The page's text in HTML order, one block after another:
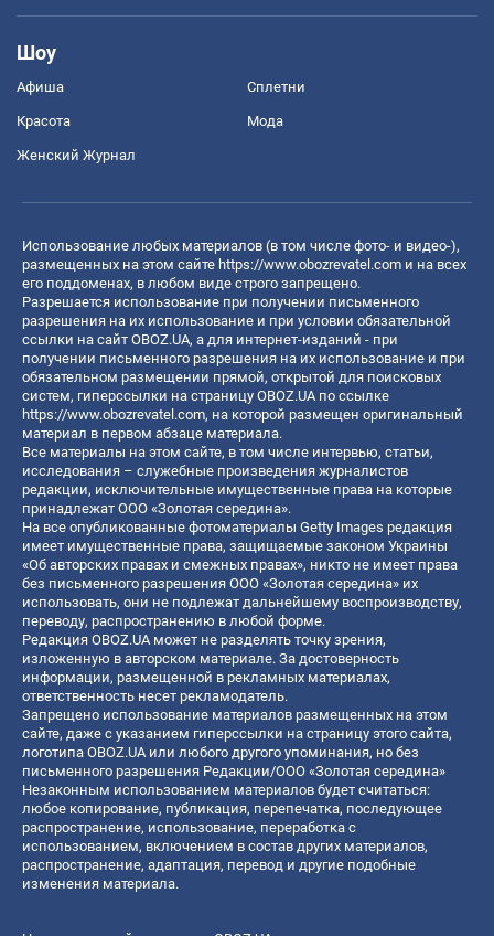
Шоу
Афиша Сплетни
Красота Мода
Женский Журнал
Использование любых материалов (в том числе фото- и видео-),
размещенных на этом сайте https://www.obozrevatel.com и на всех
его поддоменах, в любом виде строго запрещено.
Разрешается использование при получении письменного
разрешения на их использование и при условии обязательной
ссылки на сайт OBOZ.UA, а для интернет-изданий - при
получении письменного разрешения на их использование и при
обязательном размещении прямой, открытой для поисковых
систем, гиперссылки на страницу OBOZ.UA по ссылке
https://www.obozrevatel.com, на которой размещен оригинальный
материал в первом абзаце материала.
Все материалы на этом сайте, в том числе интервью, статьи,
исследования – служебные произведения журналистов
редакции, исключительные имущественные права на которые
принадлежат ООО «Золотая середина».
На все опубликованные фотоматериалы Getty Images редакция
имеет имущественные права, защищаемые законом Украины
«Об авторских правах и смежных правах», никто не имеет права
без письменного разрешения ООО «Золотая середина» их
использовать, они не подлежат дальнейшему воспроизводству,
переводу, распространению в любой форме.
Редакция OBOZ.UA может не разделять точку зрения,
изложенную в авторском материале. За достоверность
информации, размещенной в рекламных материалах,
ответственность несет рекламодатель.
Запрещено использование материалов размещенных на этом
сайте, даже с указанием гиперссылки на страницу этого сайта,
логотипа OBOZ.UA или любого другого упоминания, но без
письменного разрешения Редакции/ООО «Золотая середина»
Незаконным использованием материалов будет считаться:
любое копирование, публикация, перепечатка, последующее
распространение, использование, переработка с
использованием, включением в состав других материалов,
распространение, адаптация, перевод и другие подобные
изменения материала.